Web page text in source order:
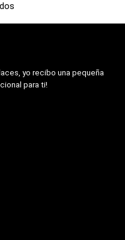
yo recibo una pequeña
para ti!